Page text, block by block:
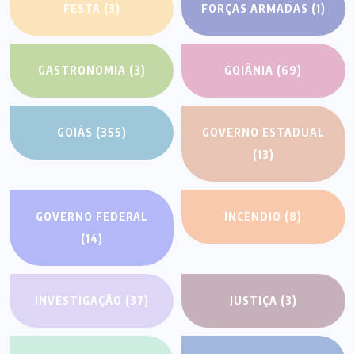
FESTA (3) FORÇAS ARMADAS (1)
GASTRONOMIA (3) GOIÂNIA (69)
GOIÁS (355)
GOVERNO ESTADUAL
(13)
GOVERNO FEDERAL
(14)
INCÊNDIO (8)
INVESTIGAÇÃO (37) JUSTIÇA (3)